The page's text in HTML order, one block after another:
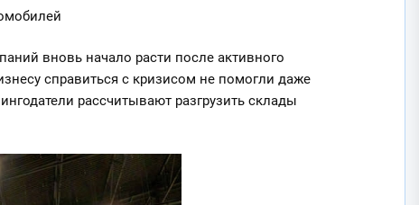
вновь начало расти после активного
справиться с кризисом не помогли даже
рассчитывают разгрузить склады